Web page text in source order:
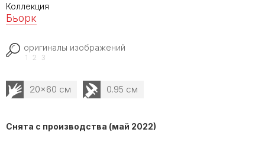
Коллекция
Бьорк
оригиналы изображений
1 2 3
20x60 см 0.95 см
Снята с производства (май 2022)